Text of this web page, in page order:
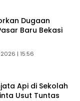
Dugaan
Baru Bekasi
| 15:56
Api di Sekolah
Usut Tuntas